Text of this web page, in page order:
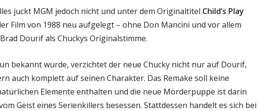
juckt MGM jedoch nicht und unter dem Originaltitel Child’s Play
Film von 1988 neu aufgelegt – ohne Don Mancini und vor allem
Dourif als Chuckys Originalstimme.
bekannt wurde, verzichtet der neue Chucky nicht nur auf Dourif,
auch komplett auf seinen Charakter. Das Remake soll keine
Elemente enthalten und die neue Mörderpuppe ist darin
Geist eines Serienkillers besessen. Stattdessen handelt es sich bei